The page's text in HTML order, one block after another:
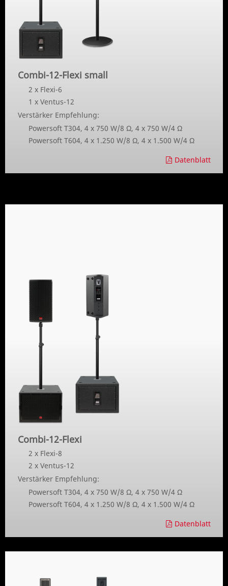
Combi-12-Flexi small
2 x Flexi-6
1 x Ventus-12
Verstärker Empfehlung:
Powersoft T304, 4 x 750 W/8 Ω, 4 x 750 W/4 Ω
Powersoft T604, 4 x 1.250 W/8 Ω, 4 x 1.500 W/4 Ω
Datenblatt
Combi-12-Flexi
2 x Flexi-8
2 x Ventus-12
Verstärker Empfehlung:
Powersoft T304, 4 x 750 W/8 Ω, 4 x 750 W/4 Ω
Powersoft T604, 4 x 1.250 W/8 Ω, 4 x 1.500 W/4 Ω
Datenblatt